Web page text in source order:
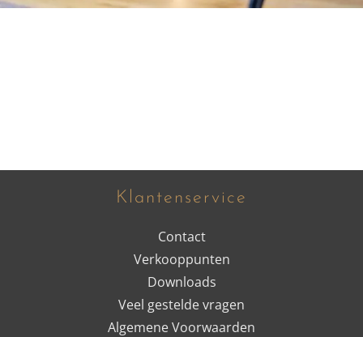
Klantenservice
Contact
Verkooppunten
Downloads
Veel gestelde vragen
Algemene Voorwaarden